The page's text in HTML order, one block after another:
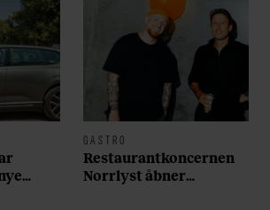
GASTRO
Restaurantkoncernen
Norrlyst åbner